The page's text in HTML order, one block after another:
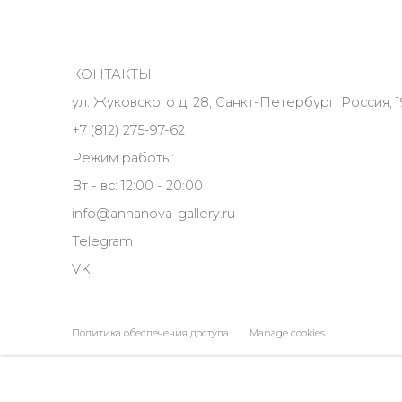
КОНТАКТЫ
ул. Жуковского д. 28, Санкт-Петербург, Россия,
+7 (812) 275-97-62
Режим работы:
Вт - вс: 12:00 - 20:00
info@annanova-gallery.ru
Telegram
VK
Политика обеспечения доступа Manage cookies
COPYRIGHT © 2026 ANNA NOVA GALLERY SITE BY ARTLOGIC